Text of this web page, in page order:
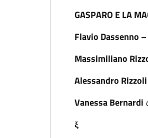
GASPARO E LA
Flavio Dassenno
Massimiliano
Alessandro Rizzoli
Vanessa Bernardi
ξ